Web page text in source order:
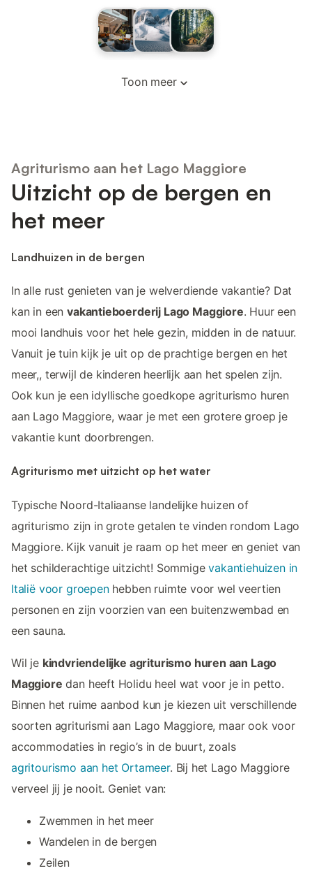
Toon meer
Agriturismo aan het Lago Maggiore
Uitzicht op de bergen en
het meer
Landhuizen in de bergen
In alle rust genieten van je welverdiende vakantie? Dat
kan in eenvakantieboerderij Lago Maggiore. Huur een
mooi landhuis voor het hele gezin, midden in de natuur.
Vanuit je tuin kijk je uit op de prachtige bergen en het
meer,, terwijl de kinderen heerlijk aan het spelen zijn.
Ook kun je een idyllische goedkope agriturismo huren
aan Lago Maggiore, waar je met een grotere groep je
vakantie kunt doorbrengen.
Agriturismo met uitzicht op het water
Typische Noord-Italiaanse landelijke huizen of
agriturismo zijn in grote getalen te vinden rondom Lago
Maggiore. Kijk vanuit je raam op het meer en geniet van
het schilderachtige uitzicht! Sommigevakantiehuizen in
Italië voor groepenhebben ruimte voor wel veertien
personen en zijn voorzien van een buitenzwembad en
een sauna.
Wil je kindvriendelijke agriturismo huren aan Lago
Maggiore dan heeft Holidu heel wat voor je in petto.
Binnen het ruime aanbod kun je kiezen uit verschillende
soorten agriturismi aan Lago Maggiore, maar ook voor
accommodaties in regio’s in de buurt, zoals
agritourismo aan het Ortameer. Bij het Lago Maggiore
verveel jij je nooit. Geniet van:
Zwemmen in het meer
Wandelen in de bergen
Zeilen